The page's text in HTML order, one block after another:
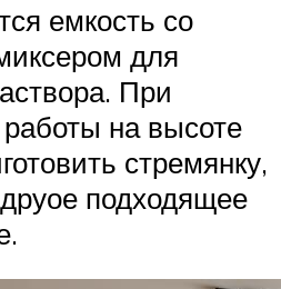
емкость со
для
При
на высоте
стремянку,
подходящее